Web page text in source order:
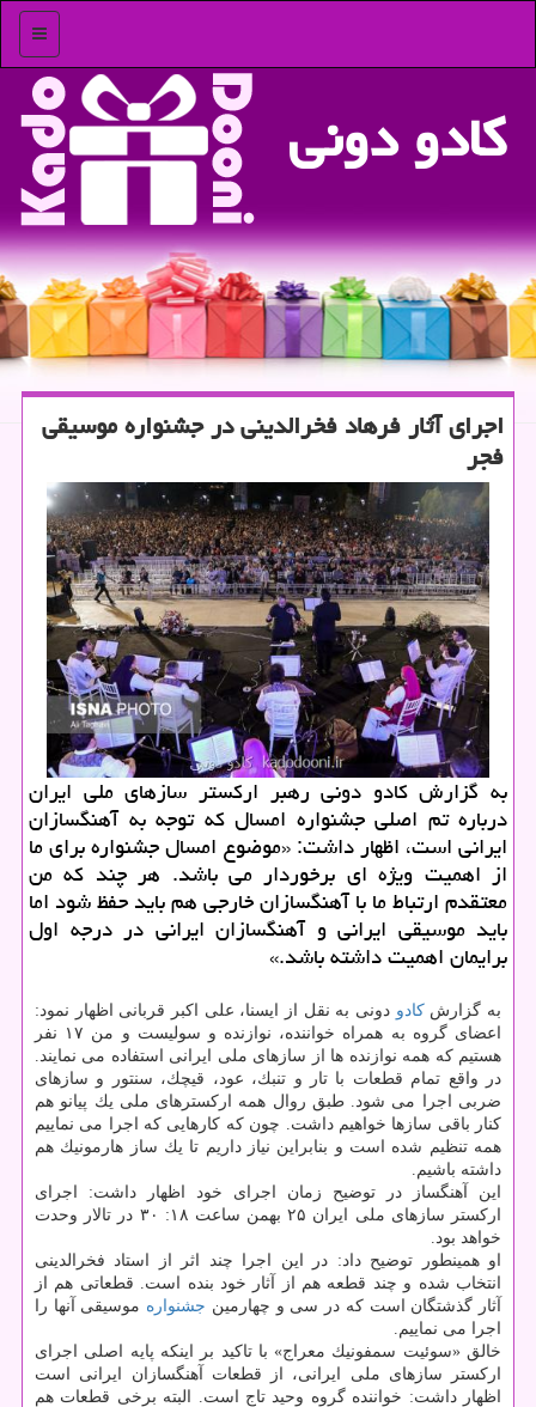
منو
كادو دونی
اجرای آثار فرهاد فخرالدینی در جشنواره موسیقی
فجر
به گزارش كادو دونی رهبر اركستر سازهای ملی ایران
درباره تم اصلی جشنواره امسال كه توجه به آهنگسازان
ایرانی است، اظهار داشت: «موضوع امسال جشنواره برای ما
از اهمیت ویژه ای برخوردار می باشد. هر چند كه من
معتقدم ارتباط ما با آهنگسازان خارجی هم باید حفظ شود اما
باید موسیقی ایرانی و آهنگسازان ایرانی در درجه اول
برایمان اهمیت داشته باشد.»
به گزارشكادو دونی به نقل از ایسنا، علی اكبر قربانی اظهار نمود:
اعضای گروه به همراه خواننده، نوازنده و سولیست و من ۱۷ نفر
هستیم كه همه نوازنده ها از سازهای ملی ایرانی استفاده می نمایند.
در واقع تمام قطعات با تار و تنبك، عود، قیچك، سنتور و سازهای
ضربی اجرا می شود. طبق روال همه اركسترهای ملی یك پیانو هم
كنار باقی سازها خواهیم داشت. چون كه كارهایی كه اجرا می نماییم
همه تنظیم شده است و بنابراین نیاز داریم تا یك ساز هارمونیك هم
داشته باشیم.
این آهنگساز در توضیح زمان اجرای خود اظهار داشت: اجرای
اركستر سازهای ملی ایران ۲۵ بهمن ساعت ۱۸: ۳۰ در تالار وحدت
خواهد بود.
او همینطور توضیح داد: در این اجرا چند اثر از استاد فخرالدینی
انتخاب شده و چند قطعه هم از آثار خود بنده است. قطعاتی هم از
آثار گذشتگان است كه در سی و چهارمین جشنواره موسیقی آنها را
اجرا می نماییم.
خالق «سوئیت سمفونیك معراج» با تاكید بر اینكه پایه اصلی اجرای
اركستر سازهای ملی ایرانی، از قطعات آهنگسازان ایرانی است
اظهار داشت: خواننده گروه وحید تاج است. البته برخی قطعات هم